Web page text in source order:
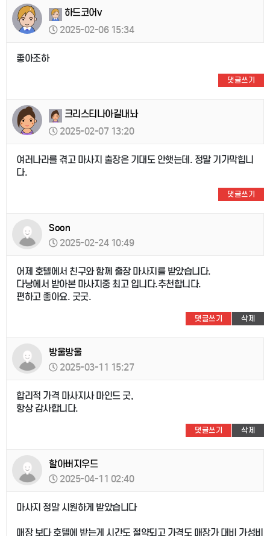
하드코어v
2025-02-06 15:34
좋아조하
댓글쓰기
크리스티나아길내놔
2025-02-07 13:20
여러나라를 겪고 마사지 출장은 기대도 안햇는데. 정말 기가막힙니
다.
댓글쓰기
Soon
2025-02-24 10:49
어제 호텔에서 친구와 함께 출장 마사지를 받았습니다.
다낭에서 받아본 마사지중 최고 입니다.추천합니다.
편하고 좋아요. 굿굿.
댓글쓰기 삭제
방울방울
2025-03-11 15:27
합리적 가격 마사지사 마인드 굿,
항상 감사합니다.
댓글쓰기 삭제
할아버지우드
2025-04-11 02:40
마사지 정말 시원하게 받았습니다
매장 보다 호텔에 받는게 시간도 절약되고 가격도 매장가 대비 가성비